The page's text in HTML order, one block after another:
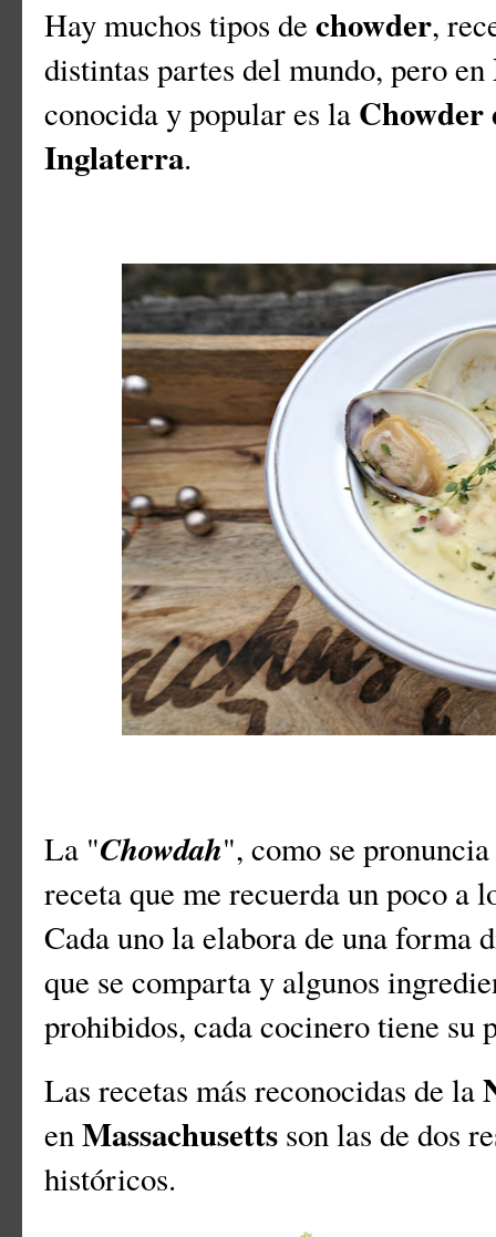
Hay muchos tipos de chowder,
distintas partes del mundo, pero en
conocida y popular es la Chowder
Inglaterra.
La "Chowdah", como se
receta que me recuerda un poco a
Cada uno la elabora de una forma
que se comparta y algunos
prohibidos, cada cocinero tiene
Las recetas más reconocidas de la
enMassachusetts son las de dos
históricos.